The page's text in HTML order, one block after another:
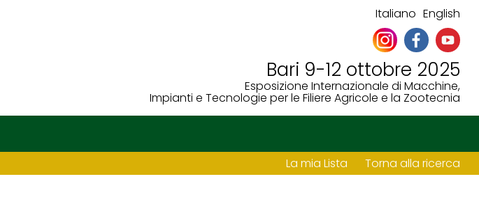
Italiano English
Bari 9-12 ottobre 2025
Esposizione Internazionale di Macchine,
Impianti e Tecnologie per le Filiere Agricole e la Zootecnia
La mia Lista Torna alla ricerca